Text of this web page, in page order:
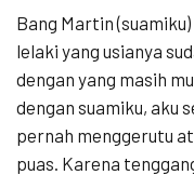
Bang Martin
lelaki yang usianya
dengan yang masih
dengan suamiku, aku
pernah menggerutu
puas. Karena